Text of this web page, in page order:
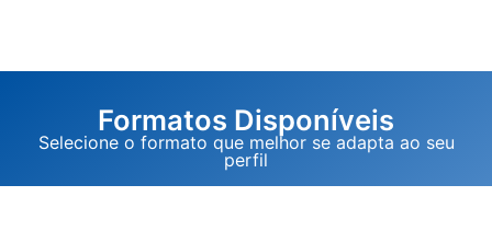
Formatos Disponíveis
Selecione o formato que melhor se adapta ao seu
perfil